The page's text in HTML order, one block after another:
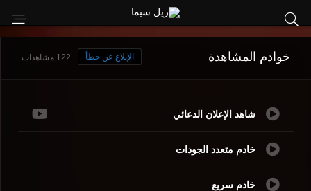
خوادم المشاهدة 122 مشاهدات الإبلاغ عن خطأ
شاهد الإعلان الدعائي
خادم متعدد الجودات
خادم سريع